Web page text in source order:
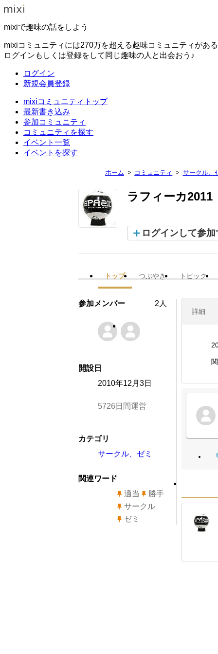
mixiで趣味の話をしよう
mixiコミュニティには270万を超える趣味コミュニティがあ
ログインもしくは登録をして同じ趣味の人と出会おう♪
ログイン
新規会員登録
mixiコミュニティトップ
最新書き込み
参加コミュニティ
コミュニティを探す
イベント一覧
イベントを探す
ホーム コミュニティ サークル、
ラフィーカ2011
ログインして参加
トップ つぶやき トピック
詳細
参加メンバー 2人
開設日
2010年12月3日
5726日間運営
カテゴリ
サークル、ゼミ
関連ワード
適当
勝手
サークル
ゼミ